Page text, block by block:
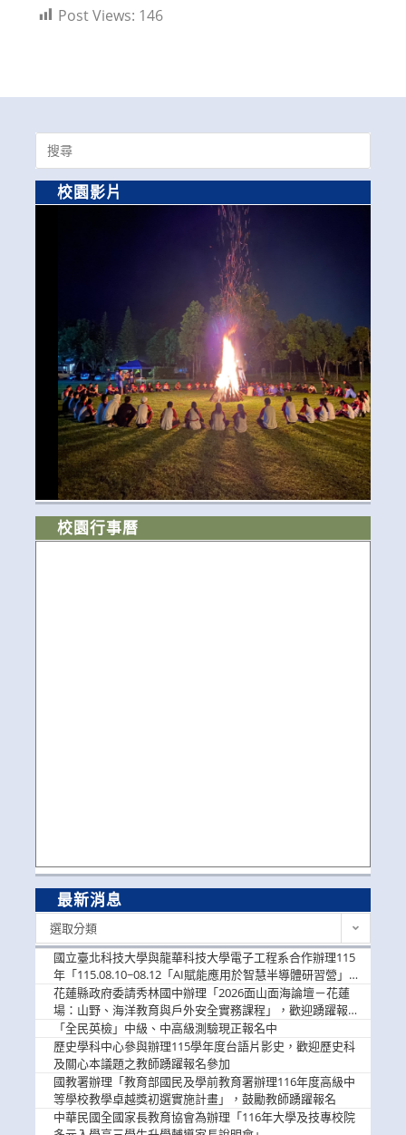
Post Views: 146
Search
for:
校園影片
校園行事曆
最新消息
選取分類
國立臺北科技大學與龍華科技大學電子工程系合作辦理115
年「115.08.10~08.12「AI賦能應用於智慧半導體研習營」，
歡迎學生踴躍報名參加
花蓮縣政府委請秀林國中辦理「2026面山面海論壇－花蓮
場：山野、海洋教育與戶外安全實務課程」，歡迎踴躍報名
參加
「全民英檢」中級、中高級測驗現正報名中
歷史學科中心參與辦理115學年度台語片影史，歡迎歷史科
及關心本議題之教師踴躍報名參加
國教署辦理「教育部國民及學前教育署辦理116年度高級中
等學校教學卓越獎初選實施計畫」，鼓勵教師踴躍報名
中華民國全國家長教育協會為辦理「116年大學及技專校院